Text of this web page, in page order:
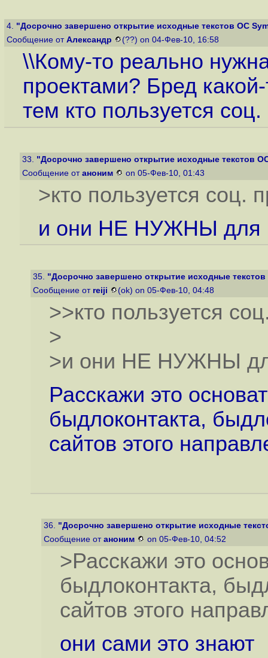
4. "Досрочно завершено открытие исходные текстов ОС
Сообщение от Александр (??) on 04-Фев-10, 16:58
\\Кому-то реально
проектами? Бред
тем кто пользуется
33. "Досрочно завершено открытие исходные текстов
Сообщение от аноним on 05-Фев-10, 01:43
>кто пользуется
и они НЕ НУЖНЫ для
35. "Досрочно завершено открытие исходные
Сообщение от reiji (ok) on 05-Фев-10, 04:48
>>кто пользуется
>
>и они НЕ НУЖНЫ
Расскажи это
быдлоконтакта,
сайтов этого
36. "Досрочно завершено открытие исходные
Сообщение от аноним on 05-Фев-10, 04:52
>Расскажи это
быдлоконтакта,
сайтов этого
они сами это знают